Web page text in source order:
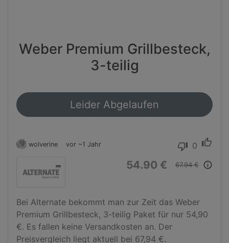
Weber Premium Grillbesteck,
3-teilig
Leider Abgelaufen
wolverine vor ~1 Jahr thumb_down 0 thumb_up
54.90 € 67.94 € info_outline
Bei Alternate bekommt man zur Zeit das Weber
Premium Grillbesteck, 3-teilig Paket für nur 54,90
€. Es fallen keine Versandkosten an. Der
Preisvergleich liegt aktuell bei 67,94 €.